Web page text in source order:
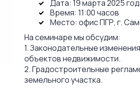
Дата: 19 марта 2025
Время: 11:00 часов
Место: офис ПГР, г.
На семинаре мы обсудим:
1. Законодательные
объектов недвижимости.
2. Градостроительные
земельного участка.